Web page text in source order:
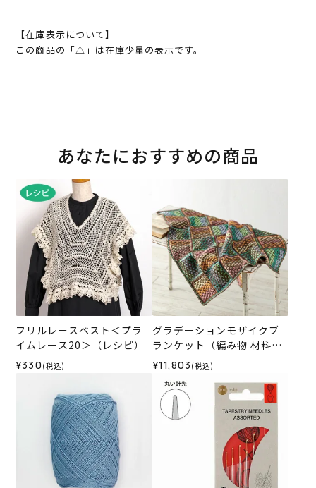
【在庫表示について】
この商品の「△」は在庫少量の表示です。
あなたにおすすめの商品
フリルレースベスト＜プラ
イムレース20＞（レシピ）
¥330 (税込)
グラデーションモザイクブ
ランケット（編み物 材料セ
ット）
¥11,803 (税込)